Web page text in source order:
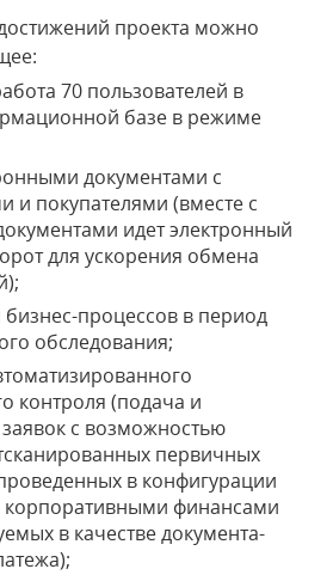
проекта можно
70 пользователей в
базе в режиме
документами с
и покупателями (вместе с
идет электронный
для ускорения обмена
процессов в период
обследования;
контроля (подача и
с возможностью
первичных
в конфигурации
корпоративными финансами
в качестве документа-